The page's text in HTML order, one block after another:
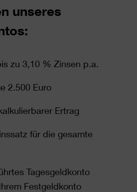
unseres
zu 3,10 % Zinsen p.a.
2.500 Euro
Ertrag
für die gesamte
Tagesgeldkonto
Festgeldkonto